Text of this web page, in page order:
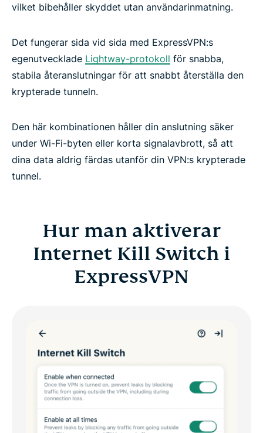
vilket bibehåller skyddet utan användarinmatning.
Det fungerar sida vid sida med ExpressVPN:s
egenutvecklade Lightway-protokoll för snabba,
stabila återanslutningar för att snabbt återställa den
krypterade tunneln.
Den här kombinationen håller din anslutning säker
under Wi-Fi-byten eller korta signalavbrott, så att
dina data aldrig färdas utanför din VPN:s krypterade
tunnel.
Hur man aktiverar
Internet Kill Switch i
ExpressVPN